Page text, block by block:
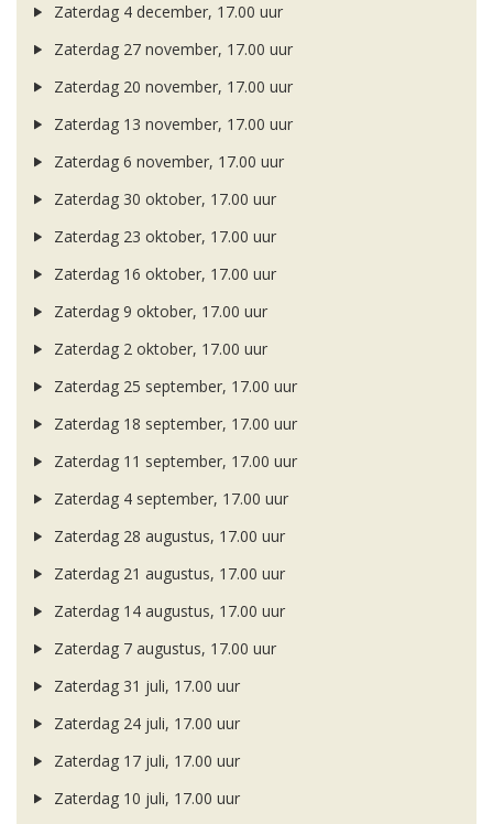
Zaterdag 4 december, 17.00 uur
Zaterdag 27 november, 17.00 uur
Zaterdag 20 november, 17.00 uur
Zaterdag 13 november, 17.00 uur
Zaterdag 6 november, 17.00 uur
Zaterdag 30 oktober, 17.00 uur
Zaterdag 23 oktober, 17.00 uur
Zaterdag 16 oktober, 17.00 uur
Zaterdag 9 oktober, 17.00 uur
Zaterdag 2 oktober, 17.00 uur
Zaterdag 25 september, 17.00 uur
Zaterdag 18 september, 17.00 uur
Zaterdag 11 september, 17.00 uur
Zaterdag 4 september, 17.00 uur
Zaterdag 28 augustus, 17.00 uur
Zaterdag 21 augustus, 17.00 uur
Zaterdag 14 augustus, 17.00 uur
Zaterdag 7 augustus, 17.00 uur
Zaterdag 31 juli, 17.00 uur
Zaterdag 24 juli, 17.00 uur
Zaterdag 17 juli, 17.00 uur
Zaterdag 10 juli, 17.00 uur